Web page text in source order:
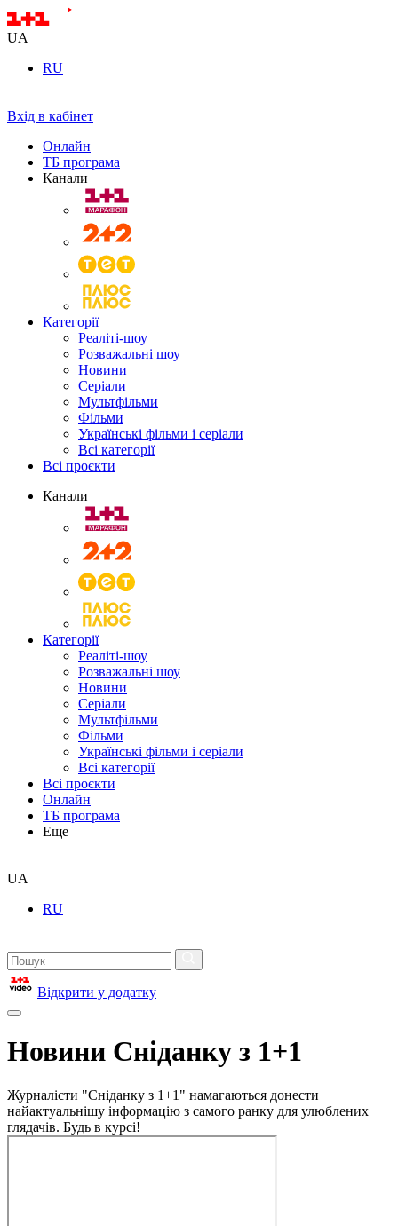
UA
RU
Вхід в кабінет
Онлайн
ТБ програма
Канали
Категорії
Реаліті-шоу
Розважальні шоу
Новини
Серіали
Мультфільми
Фільми
Українські фільми і серіали
Всі категорії
Всі проєкти
Канали
Категорії
Реаліті-шоу
Розважальні шоу
Новини
Серіали
Мультфільми
Фільми
Українські фільми і серіали
Всі категорії
Всі проєкти
Онлайн
ТБ програма
Еще
UA
RU
Відкрити у додатку
Новини Сніданку з 1+1
Журналісти "Сніданку з 1+1" намагаються донести
найактуальнішу інформацію з самого ранку для улюблених
глядачів. Будь в курсі!